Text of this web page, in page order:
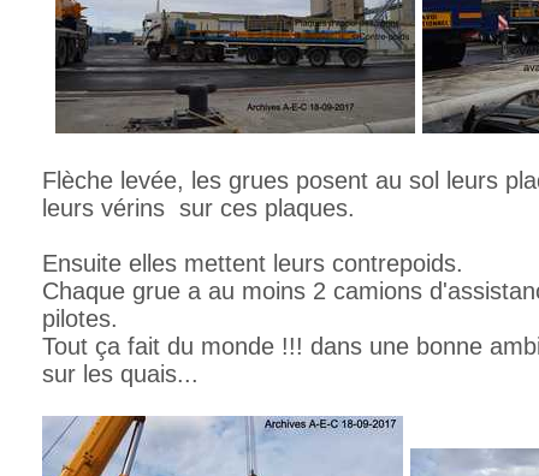
Flèche levée, les grues posent au sol leurs
leurs vérins sur ces plaques.
Ensuite elles mettent leurs contrepoids.
Chaque grue a au moins 2 camions
pilotes.
Tout ça fait du monde !!! dans une bonne
sur les quais...